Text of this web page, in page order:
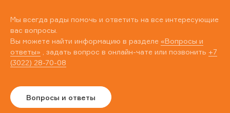
Мы всегда рады помочь и ответить на все интересующие
вас вопросы.
Вы можете найти информацию в разделе «Вопросы и
ответы» , задать вопрос в онлайн-чате или позвонить +7
(3022) 28-70-08
Вопросы и ответы